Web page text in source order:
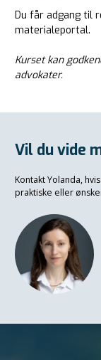
Du får adgang til
materialeportal.
Kurset kan
advokater.
Vil du vide
Kontakt Yolanda,
praktiske eller